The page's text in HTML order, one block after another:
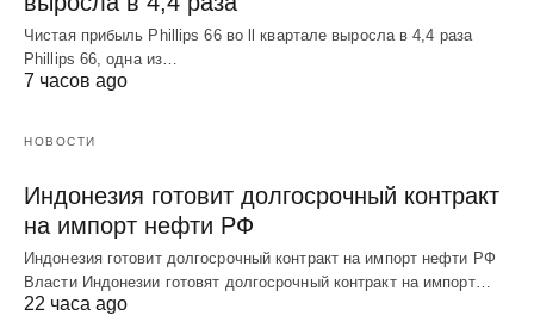
Чистая прибыль Phillips 66 во ll квартале выросла в 4,4 раза
Phillips 66, одна из…
7 часов ago
НОВОСТИ
Индонезия готовит долгосрочный контракт
на импорт нефти РФ
Индонезия готовит долгосрочный контракт на импорт нефти РФ
Власти Индонезии готовят долгосрочный контракт на импорт…
22 часа ago